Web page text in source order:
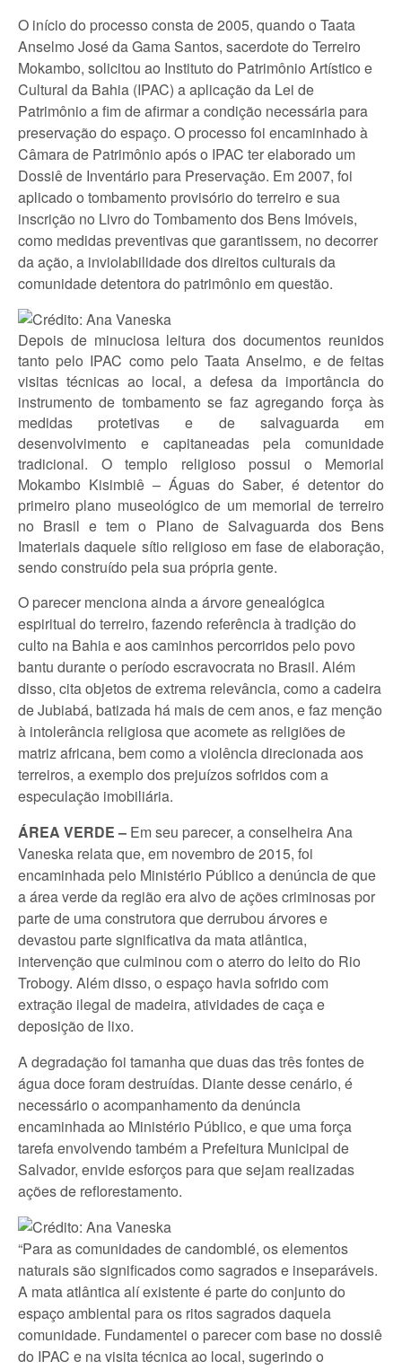
O início do processo consta de 2005, quando o Taata
Anselmo José da Gama Santos, sacerdote do Terreiro
Mokambo, solicitou ao Instituto do Patrimônio Artístico e
Cultural da Bahia (IPAC) a aplicação da Lei de
Patrimônio a fim de afirmar a condição necessária para
preservação do espaço. O processo foi encaminhado à
Câmara de Patrimônio após o IPAC ter elaborado um
Dossiê de Inventário para Preservação. Em 2007, foi
aplicado o tombamento provisório do terreiro e sua
inscrição no Livro do Tombamento dos Bens Imóveis,
como medidas preventivas que garantissem, no decorrer
da ação, a inviolabilidade dos direitos culturais da
comunidade detentora do patrimônio em questão.
Depois de minuciosa leitura dos documentos reunidos
tanto pelo IPAC como pelo Taata Anselmo, e de feitas
visitas técnicas ao local, a defesa da importância do
instrumento de tombamento se faz agregando força às
medidas protetivas e de salvaguarda em
desenvolvimento e capitaneadas pela comunidade
tradicional. O templo religioso possui o Memorial
Mokambo Kisimbiê – Águas do Saber, é detentor do
primeiro plano museológico de um memorial de terreiro
no Brasil e tem o Plano de Salvaguarda dos Bens
Imateriais daquele sítio religioso em fase de elaboração,
sendo construído pela sua própria gente.
O parecer menciona ainda a árvore genealógica
espiritual do terreiro, fazendo referência à tradição do
culto na Bahia e aos caminhos percorridos pelo povo
bantu durante o período escravocrata no Brasil. Além
disso, cita objetos de extrema relevância, como a cadeira
de Jubiabá, batizada há mais de cem anos, e faz menção
à intolerância religiosa que acomete as religiões de
matriz africana, bem como a violência direcionada aos
terreiros, a exemplo dos prejuízos sofridos com a
especulação imobiliária.
ÁREA VERDE – Em seu parecer, a conselheira Ana
Vaneska relata que, em novembro de 2015, foi
encaminhada pelo Ministério Público a denúncia de que
a área verde da região era alvo de ações criminosas por
parte de uma construtora que derrubou árvores e
devastou parte significativa da mata atlântica,
intervenção que culminou com o aterro do leito do Rio
Trobogy. Além disso, o espaço havia sofrido com
extração ilegal de madeira, atividades de caça e
deposição de lixo.
A degradação foi tamanha que duas das três fontes de
água doce foram destruídas. Diante desse cenário, é
necessário o acompanhamento da denúncia
encaminhada ao Ministério Público, e que uma força
tarefa envolvendo também a Prefeitura Municipal de
Salvador, envide esforços para que sejam realizadas
ações de reflorestamento.
“Para as comunidades de candomblé, os elementos
naturais são significados como sagrados e inseparáveis.
A mata atlântica alí existente é parte do conjunto do
espaço ambiental para os ritos sagrados daquela
comunidade. Fundamentei o parecer com base no dossiê
do IPAC e na visita técnica ao local, sugerindo o